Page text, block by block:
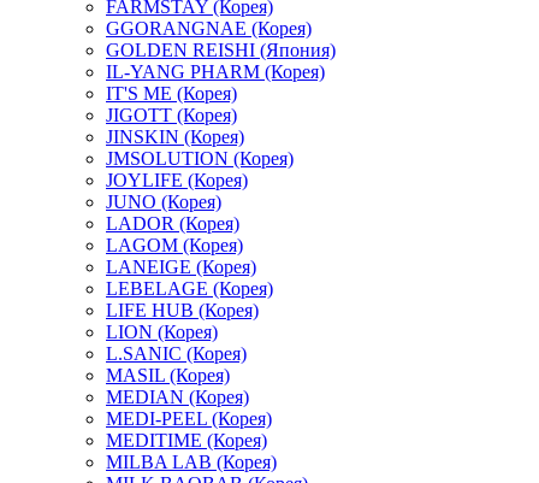
FARMSTAY (Корея)
GGORANGNAE (Корея)
GOLDEN REISHI (Япония)
IL-YANG PHARM (Корея)
IT'S ME (Корея)
JIGOTT (Корея)
JINSKIN (Корея)
JMSOLUTION (Корея)
JOYLIFE (Корея)
JUNO (Корея)
LADOR (Корея)
LAGOM (Корея)
LANEIGE (Корея)
LEBELAGE (Корея)
LIFE HUB (Корея)
LION (Корея)
L.SANIC (Корея)
MASIL (Корея)
MEDIAN (Корея)
MEDI-PEEL (Корея)
MEDITIME (Корея)
MILBA LAB (Корея)